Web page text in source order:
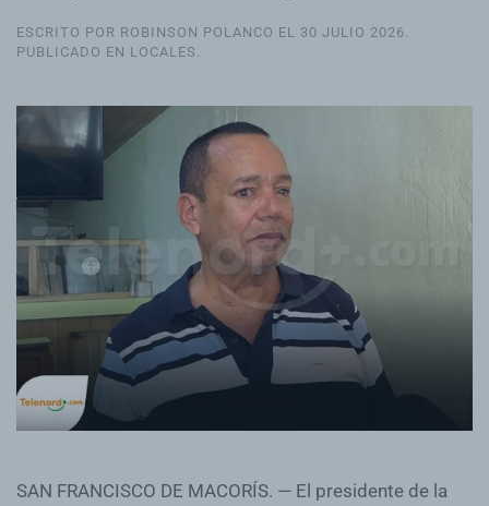
ESCRITO POR ROBINSON POLANCO EL 30 JULIO 2026
PUBLICADO EN LOCALES
SAN FRANCISCO DE MACORÍS. — El presidente de la